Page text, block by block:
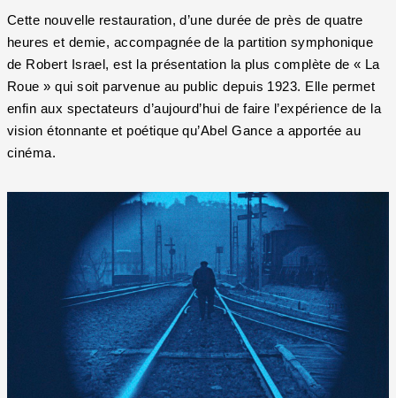
Cette nouvelle restauration, d’une durée de près de quatre
heures et demie, accompagnée de la partition symphonique
de Robert Israel, est la présentation la plus complète de « La
Roue » qui soit parvenue au public depuis 1923. Elle permet
enfin aux spectateurs d’aujourd’hui de faire l’expérience de la
vision étonnante et poétique qu’Abel Gance a apportée au
cinéma.